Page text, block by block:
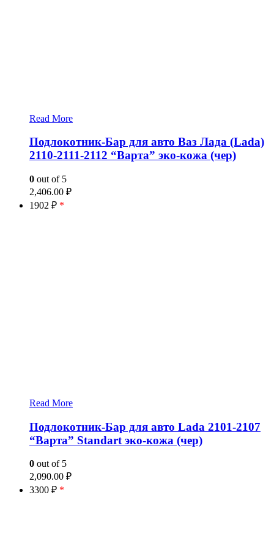
Read More
Подлокотник-Бар для авто Ваз Лада (Lada)
2110-2111-2112 “Варта” эко-кожа (чер)
0 out of 5
2,406.00 ₽
1902 ₽ *
Read More
Подлокотник-Бар для авто Lada 2101-2107
“Варта” Standart эко-кожа (чер)
0 out of 5
2,090.00 ₽
3300 ₽ *